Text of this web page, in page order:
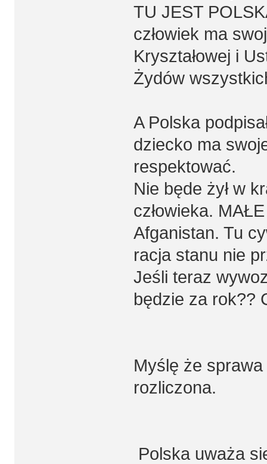
TU JEST
człowiek ma
Kryształowej i
Żydów
A Polska
dziecko ma
respektować.
Nie będe żył w
człowieka.
Afganistan. Tu
racja stanu nie
Jeśli teraz
będzie za rok??
Myślę że
rozliczona.
Polska uważa